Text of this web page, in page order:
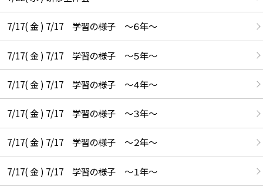
7/17( 金 ) 7/17 学習の様子 ～６年～
7/17( 金 ) 7/17 学習の様子 ～５年～
7/17( 金 ) 7/17 学習の様子 ～４年～
7/17( 金 ) 7/17 学習の様子 ～３年～
7/17( 金 ) 7/17 学習の様子 ～２年～
7/17( 金 ) 7/17 学習の様子 ～１年～